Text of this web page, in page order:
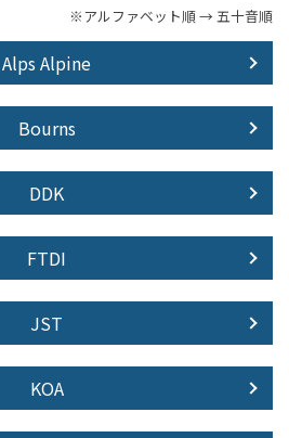
※アルファベット順 → 五十音順
Alps Alpine
Bourns
DDK
FTDI
JST
KOA